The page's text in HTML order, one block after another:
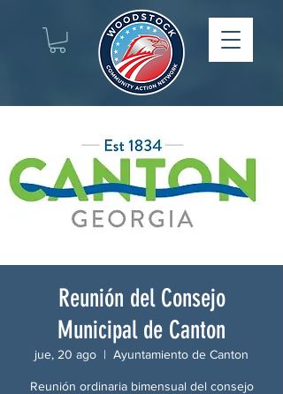
Reunión del Consejo
Municipal de Canton
jue, 20 ago
  |
Ayuntamiento de Canton
Reunión ordinaria bimensual del consejo